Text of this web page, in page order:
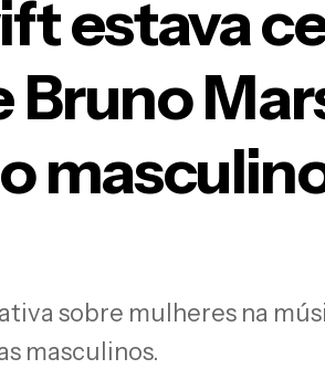
viralizar
Taylor Swift
expõe o privilégio
estava
Bruno
sobre mulheres na
masculinos.